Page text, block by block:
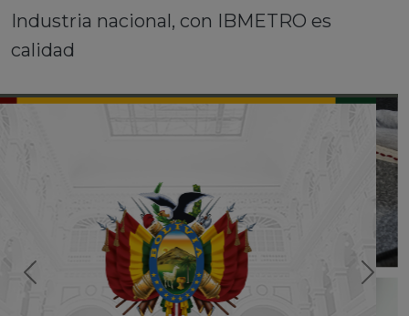
Industria nacional, con IBMETRO es
calidad
Saber Más